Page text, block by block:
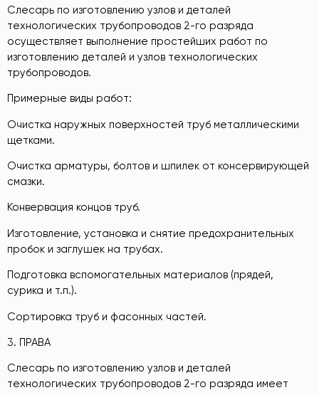
Слесарь по изготовлению узлов и деталей
технологических трубопроводов 2-го разряда
осуществляет выполнение простейших работ по
изготовлению деталей и узлов технологических
трубопроводов.
Примерные виды работ:
Очистка наружных поверхностей труб металлическими
щетками.
Очистка арматуры, болтов и шпилек от консервирующей
смазки.
Конвервация концов труб.
Изготовление, установка и снятие предохранительных
пробок и заглушек на трубах.
Подготовка вспомогательных материалов (прядей,
сурика и т.п.).
Сортировка труб и фасонных частей.
3. ПРАВА
Слесарь по изготовлению узлов и деталей
технологических трубопроводов 2-го разряда имеет